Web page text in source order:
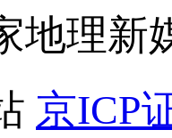
地理新
京ICP